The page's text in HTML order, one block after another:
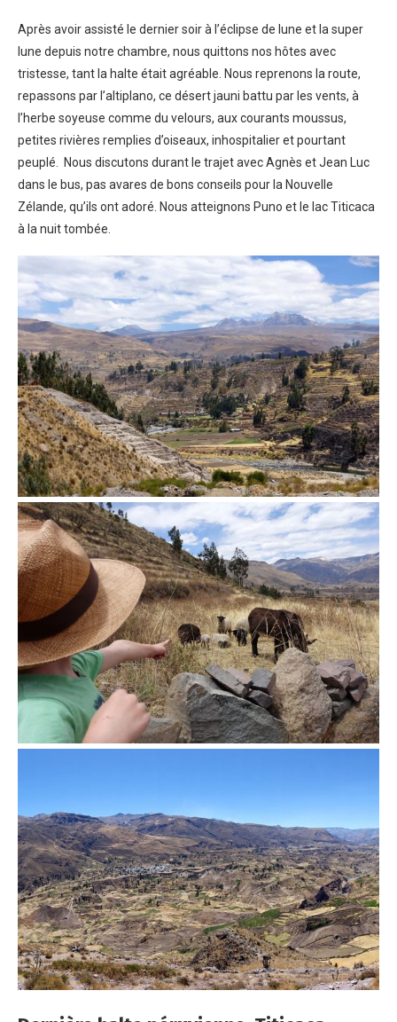
Après avoir assisté le dernier soir à l’éclipse de lune et la super
lune depuis notre chambre, nous quittons nos hôtes avec
tristesse, tant la halte était agréable. Nous reprenons la route,
repassons par l’altiplano, ce désert jauni battu par les vents, à
l’herbe soyeuse comme du velours, aux courants moussus,
petites rivières remplies d’oiseaux, inhospitalier et pourtant
peuplé. Nous discutons durant le trajet avec Agnès et Jean Luc
dans le bus, pas avares de bons conseils pour la Nouvelle
Zélande, qu’ils ont adoré. Nous atteignons Puno et le lac Titicaca
à la nuit tombée.